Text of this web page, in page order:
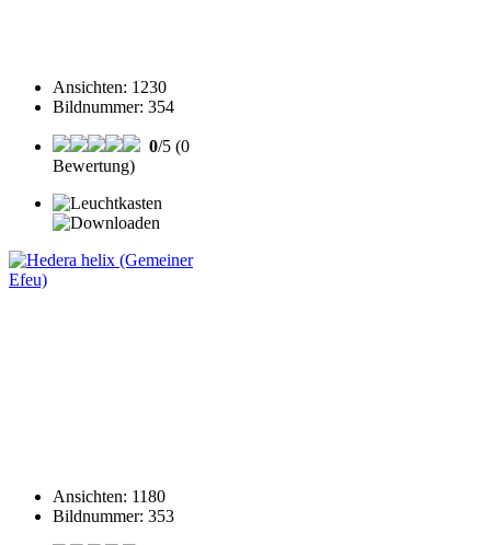
Ansichten: 1230
Bildnummer: 354
0/5 (0
Bewertung)
Ansichten: 1180
Bildnummer: 353